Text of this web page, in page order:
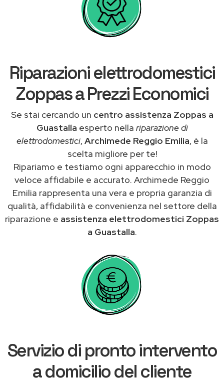
Riparazioni elettrodomestici
Zoppas a Prezzi Economici
Se stai cercando un centro assistenza Zoppas a
Guastalla esperto nella riparazione di
elettrodomestici,Archimede Reggio Emilia, è la
scelta migliore per te!
Ripariamo e testiamo ogni apparecchio in modo
veloce affidabile e accurato. Archimede Reggio
Emilia rappresenta una vera e propria garanzia di
qualità, affidabilità e convenienza nel settore della
riparazione e assistenza elettrodomestici Zoppas
a Guastalla.
Servizio di pronto intervento
a domicilio del cliente